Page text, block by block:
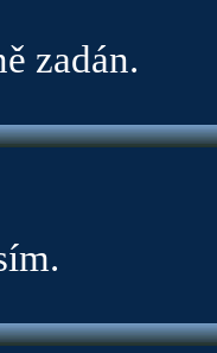
zadán.